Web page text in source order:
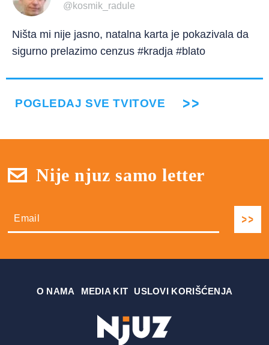
@kosmik_radule
Ništa mi nije jasno, natalna karta je pokazivala da
sigurno prelazimo cenzus #kradja #blato
POGLEDAJ SVE TVITOVE
Nije njuz samo letter
О NAMA MEDIA KIT USLOVI KORIŠĆENJA